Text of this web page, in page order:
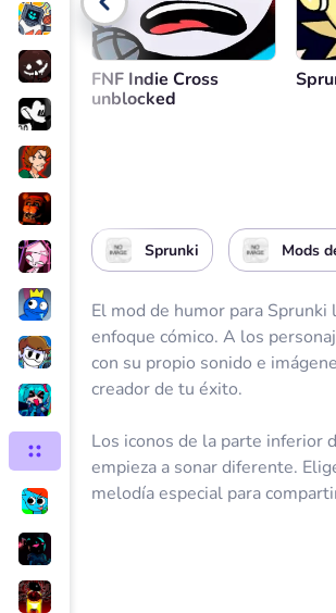
FNF Indie Cross
unblocked
Sprunki Mods
El mod de humor para
enfoque cómico. A los
con su propio sonido e
creador de tu éxito.
Los iconos de la parte inferior
empieza a sonar diferente.
melodía especial para